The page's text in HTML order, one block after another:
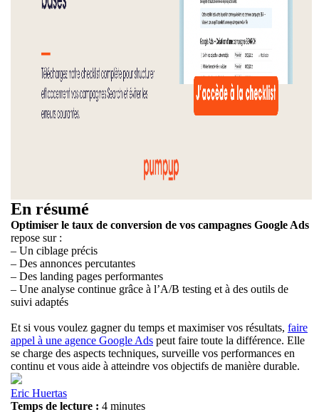
En résumé
Optimiser le taux de conversion de vos campagnes Google Ads
repose sur :
– Un ciblage précis
– Des annonces percutantes
– Des landing pages performantes
– Une analyse continue grâce à l’A/B testing et à des outils de
suivi adaptés
Et si vous voulez gagner du temps et maximiser vos résultats, faire
appel à une agence Google Ads peut faire toute la différence. Elle
se charge des aspects techniques, surveille vos performances en
continu et vous aide à atteindre vos objectifs de manière durable.
Eric Huertas
Temps de lecture : 4 minutes